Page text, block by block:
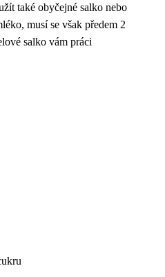
také obyčejné salko nebo
musí se však předem 2
salko vám práci